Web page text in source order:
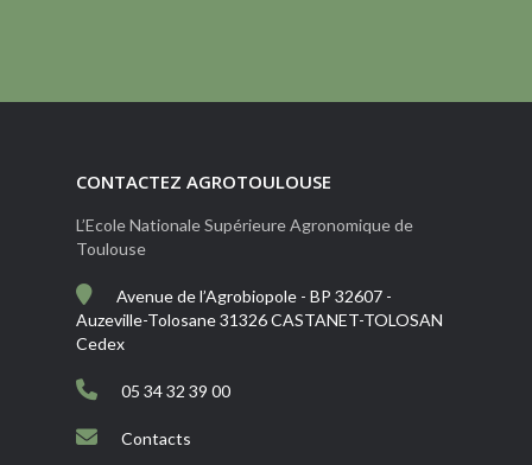
CONTACTEZ AGROTOULOUSE
L’Ecole Nationale Supérieure Agronomique de
Toulouse
Avenue de l’Agrobiopole - BP 32607 -
Auzeville-Tolosane 31326 CASTANET-TOLOSAN
Cedex
05 34 32 39 00
Contacts